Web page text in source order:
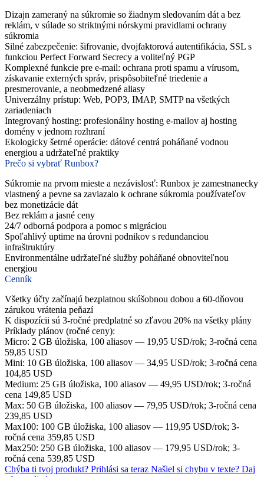
Dizajn zameraný na súkromie so žiadnym sledovaním dát a bez
reklám, v súlade so striktnými nórskymi pravidlami ochrany
súkromia
Silné zabezpečenie: šifrovanie, dvojfaktorová autentifikácia, SSL s
funkciou Perfect Forward Secrecy a voliteľný PGP
Komplexné funkcie pre e-mail: ochrana proti spamu a vírusom,
získavanie externých správ, prispôsobiteľné triedenie a
presmerovanie, a neobmedzené aliasy
Univerzálny prístup: Web, POP3, IMAP, SMTP na všetkých
zariadeniach
Integrovaný hosting: profesionálny hosting e-mailov aj hosting
domény v jednom rozhraní
Ekologicky šetrné operácie: dátové centrá poháňané vodnou
energiou a udržateľné praktiky
Prečo si vybrať Runbox?
Súkromie na prvom mieste a nezávislosť: Runbox je zamestnanecky
vlastnený a pevne sa zaviazalo k ochrane súkromia používateľov
bez monetizácie dát
Bez reklám a jasné ceny
24/7 odborná podpora a pomoc s migráciou
Spoľahlivý uptime na úrovni podnikov s redundanciou
infraštruktúry
Environmentálne udržateľné služby poháňané obnoviteľnou
energiou
Cenník
Všetky účty začínajú bezplatnou skúšobnou dobou a 60-dňovou
zárukou vrátenia peňazí
K dispozícii sú 3-ročné predplatné so zľavou 20% na všetky plány
Príklady plánov (ročné ceny):
Micro: 2 GB úložiska, 100 aliasov — 19,95 USD/rok; 3-ročná cena
59,85 USD
Mini: 10 GB úložiska, 100 aliasov — 34,95 USD/rok; 3-ročná cena
104,85 USD
Medium: 25 GB úložiska, 100 aliasov — 49,95 USD/rok; 3-ročná
cena 149,85 USD
Max: 50 GB úložiska, 100 aliasov — 79,95 USD/rok; 3-ročná cena
239,85 USD
Max100: 100 GB úložiska, 100 aliasov — 119,95 USD/rok; 3-
ročná cena 359,85 USD
Max250: 250 GB úložiska, 100 aliasov — 179,95 USD/rok; 3-
ročná cena 539,85 USD
Chýba ti tvoj produkt? Prihlási sa teraz Našiel si chybu v texte? Daj